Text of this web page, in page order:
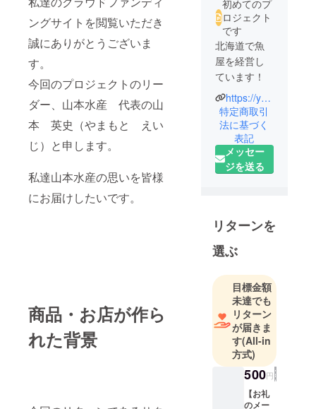
ングサイトを閲覧いただき
誠にありがとうございま
す。
今回のプロジェクトのリー
ダー、山本水産 代表の山
本 英史（やまもと えい
じ）と申します。
私達山本水産の思いを皆様
にお届けしたいです。
商品・お店が作ら
れた背景
初めてのプ
ロジェクト
です
北海道で魚
屋を経営し
ています！
地元の高校
を卒業した
のち市場職
員→漁師→
魚屋経営
る全ての仕
事を全て経
験してきま
https://yamamotosuisann.com/
特定商取引
法に基づく
表記
メッセー
ジを送る
リターンを
選ぶ
目標金額
未達でも
リターン
が届きま
す(All-in
方式)
500円
【お礼
のメー